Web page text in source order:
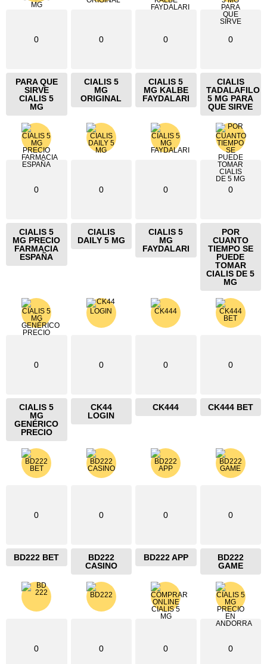
0
PARA QUE
SIRVE
CIALIS 5
MG
0
CIALIS 5
MG
ORIGINAL
0
CIALIS 5
MG KALBE
FAYDALARI
0
CIALIS
TADALAFILO
5 MG PARA
QUE SIRVE
0
CIALIS 5
MG PRECIO
FARMACIA
ESPAÑA
0
CIALIS
DAILY 5 MG
0
CIALIS 5
MG
FAYDALARI
0
POR
CUANTO
TIEMPO SE
PUEDE
TOMAR
CIALIS DE 5
MG
0
CIALIS 5
MG
GENÉRICO
PRECIO
0
CK44
LOGIN
0
CK444
0
CK444 BET
0
BD222 BET
0
BD222
CASINO
0
BD222 APP
0
BD222
GAME
0 0 0 0